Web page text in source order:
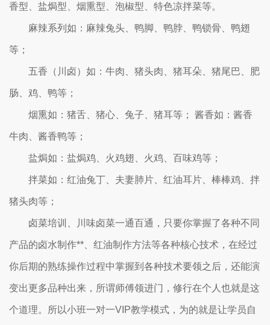
香型、盐焗型、烟熏型、泡椒型、特色凉拌菜等。
麻辣系列如：麻辣兔头、鸭脚、鸭脖、鸭锁骨、鸭翅
等；
五香（川卤）如：牛肉、猪头肉、猪耳朵、猪尾巴、肥
肠、鸡、鸭等；
烟熏如：猪舌、猪心、兔子、猪耳等； 酱香如：酱香
牛肉、酱香鸭等；
盐焗如：盐焗鸡、火鸡翅、火鸡、百味鸡等；
拌菜如：红油兔丁、夫妻肺片、红油耳片、棒棒鸡、拌
猪头肉等；
卤菜培训、川味卤菜一通百通，只要你掌握了各种不同
产品的卤水制作**、红油制作方法等各种核心技术，在经过
你后期的熟练操作过程中掌握到各种技术要领之后，还能演
变出更多品种出来，所谓师傅领进门，修行在个人也就是这
个道理。所以小班一对一VIP教学模式，为的就是让学员自